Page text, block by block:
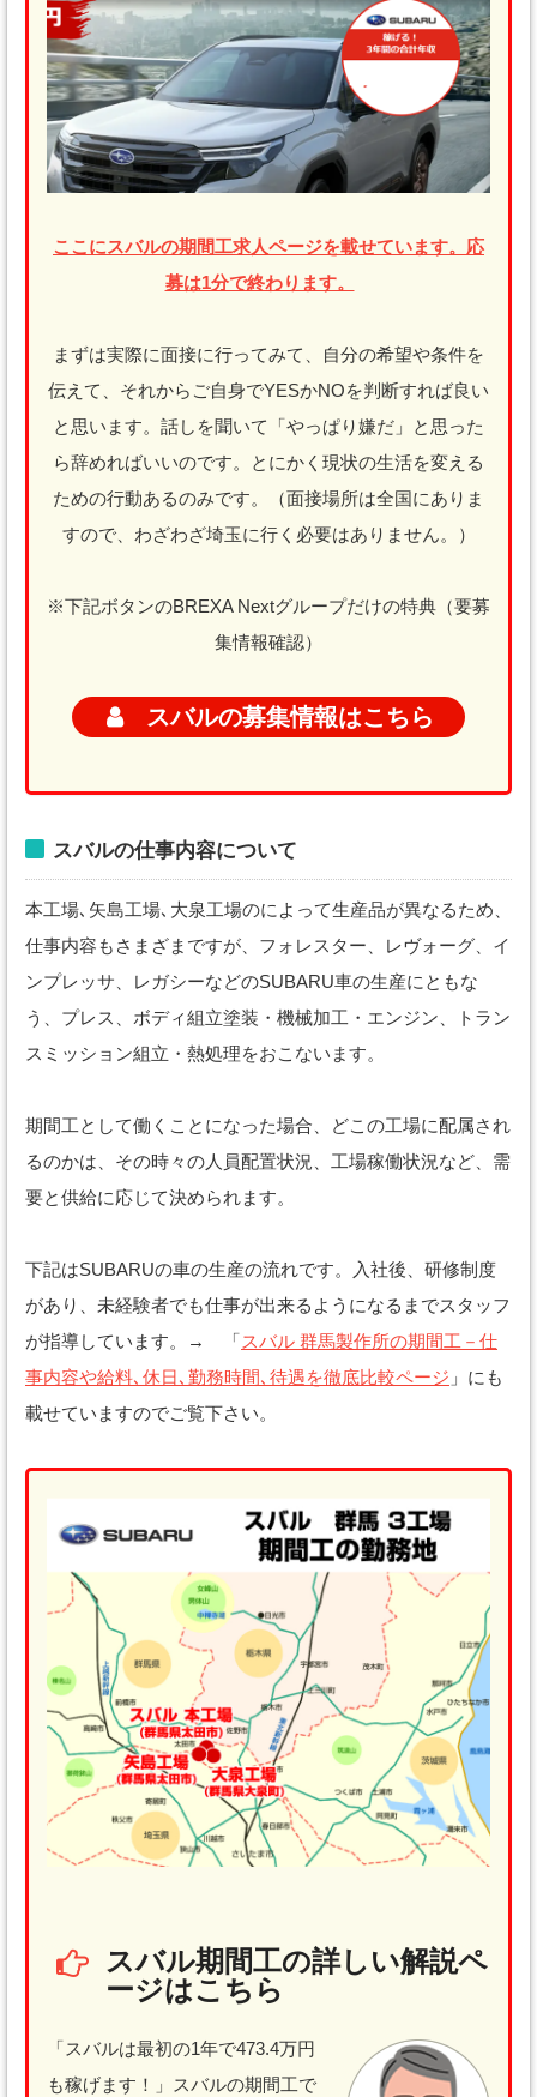
ここにスバルの期間工求人ページを載せています。応
募は1分で終わります。
まずは実際に面接に行ってみて、自分の希望や条件を
伝えて、それからご自身でYESかNOを判断すれば良い
と思います。話しを聞いて「やっぱり嫌だ」と思った
ら辞めればいいのです。とにかく現状の生活を変える
ための行動あるのみです。（面接場所は全国にありま
すので、わざわざ埼玉に行く必要はありません。）
※下記ボタンのBREXA Nextグループだけの特典（要募
集情報確認）
スバルの募集情報はこちら
スバルの仕事内容について
本工場､矢島工場､大泉工場のによって生産品が異なるため、
仕事内容もさまざまですが、フォレスター、レヴォーグ、イ
ンプレッサ、レガシーなどのSUBARU車の生産にともな
う、プレス、ボディ組立塗装・機械加工・エンジン、トラン
スミッション組立・熱処理をおこないます。
期間工として働くことになった場合、どこの工場に配属され
るのかは、その時々の人員配置状況、工場稼働状況など、需
要と供給に応じて決められます。
下記はSUBARUの車の生産の流れです。入社後、研修制度
があり、未経験者でも仕事が出来るようになるまでスタッフ
が指導しています。→ 「スバル 群馬製作所の期間工－仕
事内容や給料､休日､勤務時間､待遇を徹底比較ページ 」にも
載せていますのでご覧下さい。
スバル期間工の詳しい解説ペ
ージはこちら
「スバルは最初の1年で473.4万円
も稼げます！」スバルの期間工で